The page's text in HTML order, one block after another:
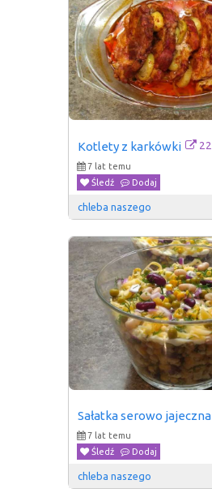
Kotlety z karkówki 22
7 lat temu
Śledź
Dodaj
chleba naszego
Sałatka serowo jajeczna
7 lat temu
Śledź
Dodaj
chleba naszego